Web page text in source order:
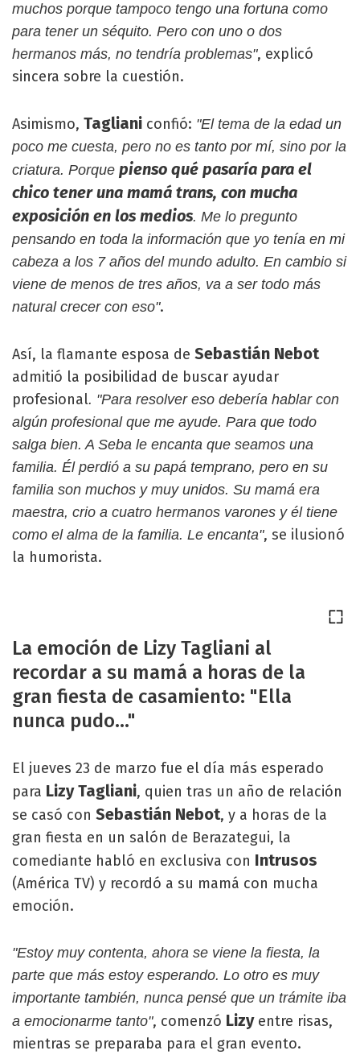
muchos porque tampoco tengo una fortuna como
para tener un séquito. Pero con uno o dos
hermanos más, no tendría problemas", explicó
sincera sobre la cuestión.
Asimismo, Tagliani confió: "El tema de la edad un
poco me cuesta, pero no es tanto por mí, sino por la
criatura. Porque pienso qué pasaría para el
chico tener una mamá trans, con mucha
exposición en los medios. Me lo pregunto
pensando en toda la información que yo tenía en mi
cabeza a los 7 años del mundo adulto. En cambio si
viene de menos de tres años, va a ser todo más
natural crecer con eso".
Así, la flamante esposa de Sebastián Nebot
admitió la posibilidad de buscar ayudar
profesional. "Para resolver eso debería hablar con
algún profesional que me ayude. Para que todo
salga bien. A Seba le encanta que seamos una
familia. Él perdió a su papá temprano, pero en su
familia son muchos y muy unidos. Su mamá era
maestra, crio a cuatro hermanos varones y él tiene
como el alma de la familia. Le encanta", se ilusionó
la humorista.
La emoción de Lizy Tagliani al
recordar a su mamá a horas de la
gran fiesta de casamiento: "Ella
nunca pudo..."
El jueves 23 de marzo fue el día más esperado
para Lizy Tagliani, quien tras un año de relación
se casó con Sebastián Nebot, y a horas de la
gran fiesta en un salón de Berazategui, la
comediante habló en exclusiva con Intrusos
(América TV) y recordó a su mamá con mucha
emoción.
"Estoy muy contenta, ahora se viene la fiesta, la
parte que más estoy esperando. Lo otro es muy
importante también, nunca pensé que un trámite iba
a emocionarme tanto", comenzó Lizyentre risas,
mientras se preparaba para el gran evento.